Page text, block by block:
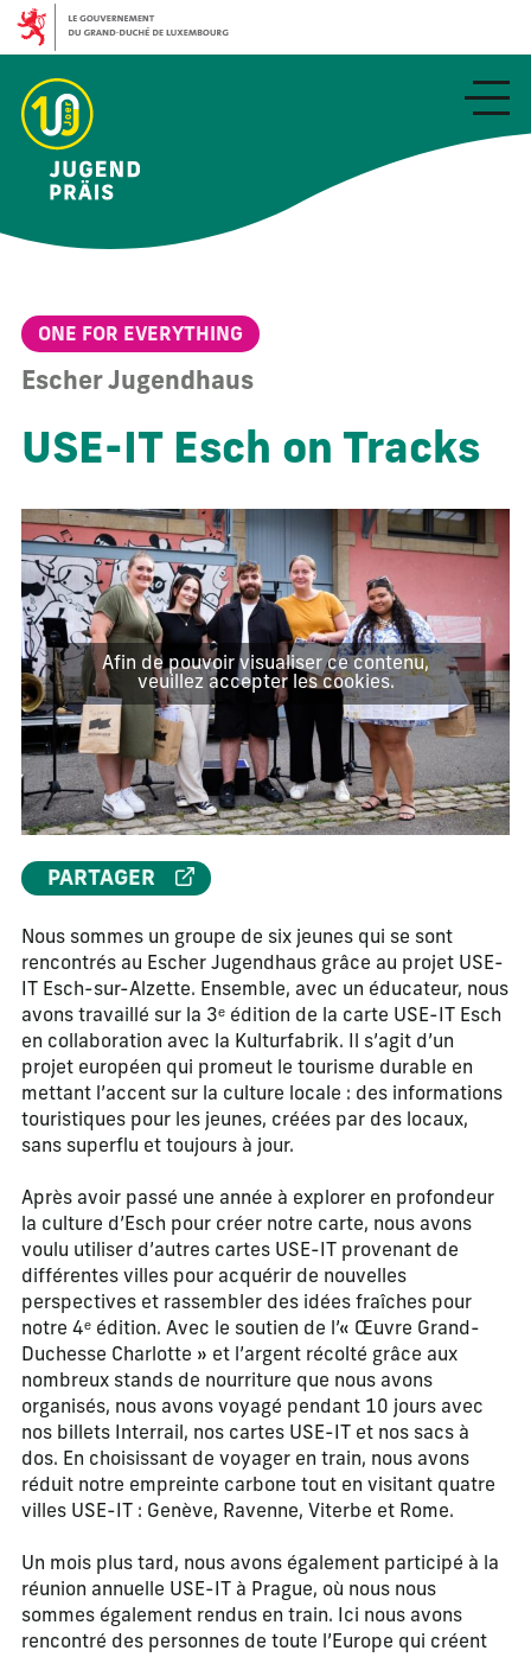
ONE FOR EVERYTHING
Escher Jugendhaus
USE-IT Esch on Tracks
Afin de pouvoir visualiser ce contenu,
veuillez accepter les cookies.
Nous sommes un groupe de six jeunes qui se sont
rencontrés au Escher Jugendhaus grâce au projet USE-
IT Esch-sur-Alzette. Ensemble, avec un éducateur, nous
avons travaillé sur la 3ᵉ édition de la carte USE-IT Esch
en collaboration avec la Kulturfabrik. Il s’agit d’un
projet européen qui promeut le tourisme durable en
mettant l’accent sur la culture locale : des informations
touristiques pour les jeunes, créées par des locaux,
sans superflu et toujours à jour.
Après avoir passé une année à explorer en profondeur
la culture d’Esch pour créer notre carte, nous avons
voulu utiliser d’autres cartes USE-IT provenant de
différentes villes pour acquérir de nouvelles
perspectives et rassembler des idées fraîches pour
notre 4ᵉ édition. Avec le soutien de l’« Œuvre Grand-
Duchesse Charlotte » et l’argent récolté grâce aux
nombreux stands de nourriture que nous avons
organisés, nous avons voyagé pendant 10 jours avec
nos billets Interrail, nos cartes USE-IT et nos sacs à
dos. En choisissant de voyager en train, nous avons
réduit notre empreinte carbone tout en visitant quatre
villes USE-IT : Genève, Ravenne, Viterbe et Rome.
Un mois plus tard, nous avons également participé à la
réunion annuelle USE-IT à Prague, où nous nous
sommes également rendus en train. Ici nous avons
rencontré des personnes de toute l’Europe qui créent
PARTAGER